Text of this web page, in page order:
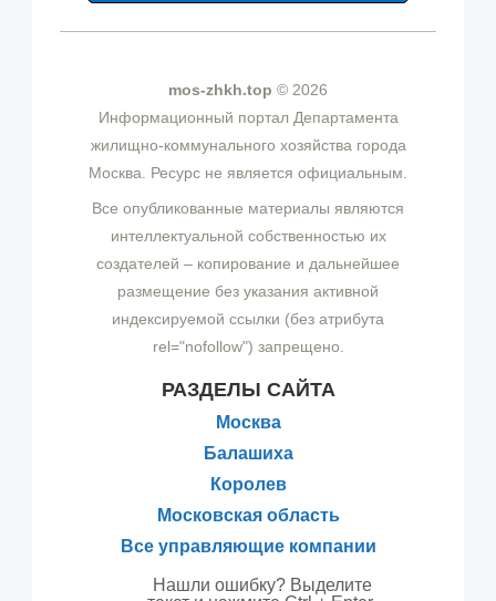
mos-zhkh.top © 2026
Информационный портал Департамента
жилищно-коммунального хозяйства города
Москва. Ресурс не является официальным.
Все опубликованные материалы являются
интеллектуальной собственностью их
создателей – копирование и дальнейшее
размещение без указания активной
индексируемой ссылки (без атрибута
rel="nofollow") запрещено.
РАЗДЕЛЫ САЙТА
Москва
Балашиха
Королев
Московская область
Все управляющие компании
Нашли ошибку? Выделите